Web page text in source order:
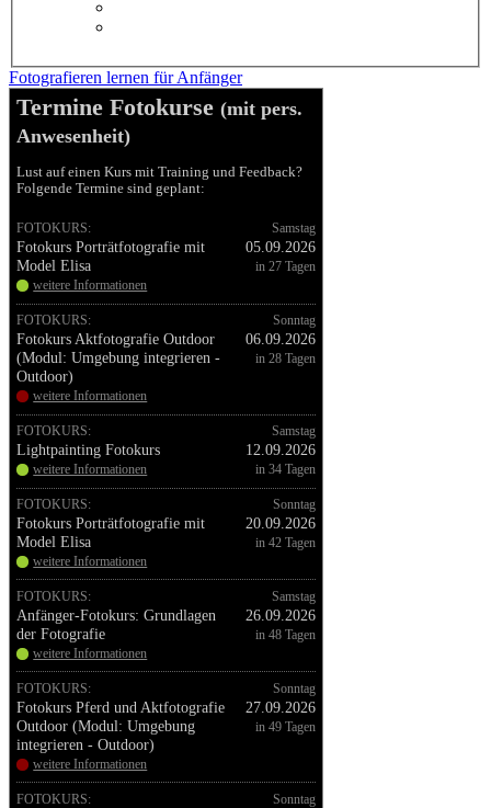
Fotografieren lernen für Anfänger
Termine Fotokurse (mit pers.
Anwesenheit)
Lust auf einen Kurs mit Training und Feedback?
Folgende Termine sind geplant:
FOTOKURS:
Fotokurs Porträtfotografie mit
Model Elisa
weitere Informationen
Samstag
05.09.2026
in 27 Tagen
FOTOKURS:
Fotokurs Aktfotografie Outdoor
(Modul: Umgebung integrieren -
Outdoor)
weitere Informationen
Sonntag
06.09.2026
in 28 Tagen
FOTOKURS:
Lightpainting Fotokurs
weitere Informationen
Samstag
12.09.2026
in 34 Tagen
FOTOKURS:
Fotokurs Porträtfotografie mit
Model Elisa
weitere Informationen
Sonntag
20.09.2026
in 42 Tagen
FOTOKURS:
Anfänger-Fotokurs: Grundlagen
der Fotografie
weitere Informationen
Samstag
26.09.2026
in 48 Tagen
FOTOKURS:
Fotokurs Pferd und Aktfotografie
Outdoor (Modul: Umgebung
integrieren - Outdoor)
weitere Informationen
Sonntag
27.09.2026
in 49 Tagen
FOTOKURS: Sonntag